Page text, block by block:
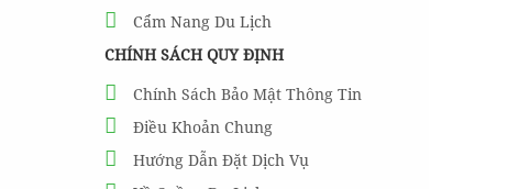
Cẩm Nang Du Lịch
CHÍNH SÁCH QUY ĐỊNH
Chính Sách Bảo Mật Thông Tin
Điều Khoản Chung
Hướng Dẫn Đặt Dịch Vụ